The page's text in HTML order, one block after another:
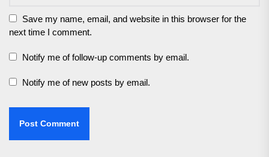
Save my name, email, and website in this browser for the
next time I comment.
Notify me of follow-up comments by email.
Notify me of new posts by email.